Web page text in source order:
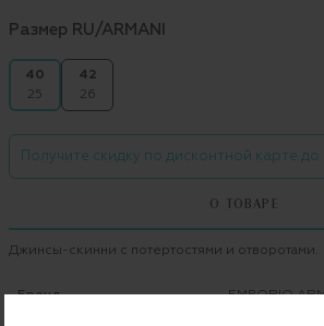
Размер RU/ARMANI
40
25
42
26
Получите скидку по дисконтной карте до
О ТОВАРЕ
Джинсы-скинни с потертостями и отворотами.
Бренд EMPORIO